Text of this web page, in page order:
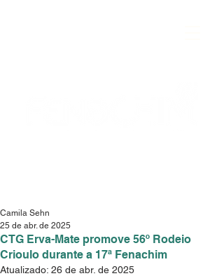
CTG Erva-Mate promove 56º Rodeio
Crioulo durante a 17ª Fenachim
Camila Sehn
25 de abr. de 2025
Atualizado: 26 de abr. de 2025